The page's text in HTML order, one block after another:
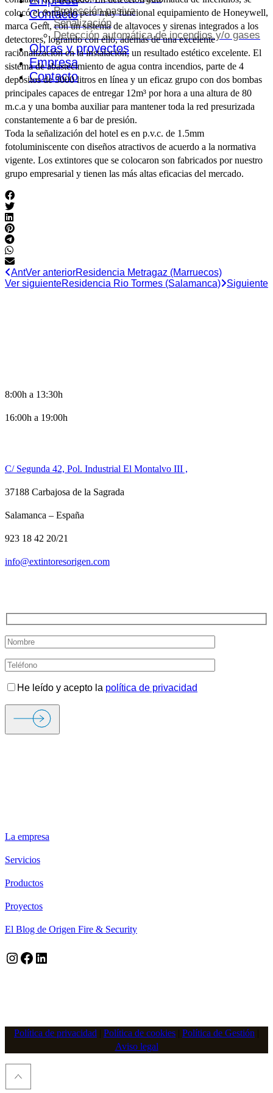
ContactoProtección pasiva
Señalización
Detección automática de incendios y/o gases
Obras y proyectos
Empresa
Contacto
colocó el complejo pero muy funcional equipamiento de Honeywell,
marca Gent, con un sistema de altavoces y sirenas integrados a los
detectores, logrando con ello, además de una excelente
racionalización en la instalación, un resultado estético excelente. El
sistema de abastecimiento de agua contra incendios, parte de 4
depósitos de 3000 litros en línea y un eficaz grupo con dos bombas
principales capaces de entregar 12m³ por hora a una altura de 80
m.c.a y una bomba auxiliar para mantener toda la red presurizada
constantemente a 6 bar de presión.
Toda la señalización del hotel es en p.v.c. de 1.5mm
fotoluminiscente con diseños atractivos de acuerdo a la normativa
vigente. Los extintores que se colocaron son fabricados por nuestro
grupo empresarial y tienen las más altas eficacias del mercado.
AntVer anteriorResidencia Metragaz (Marruecos)
Ver siguienteResidencia Rio Tormes (Salamanca) Siguiente
8:00h a 13:30h
16:00h a 19:00h
C/ Segunda 42, Pol. Industrial El Montalvo III ,
37188 Carbajosa de la Sagrada
Salamanca – España
923 18 42 20/21
info@extintoresorigen.com
He leído y acepto la política de privacidad
La empresa
Servicios
Productos
Proyectos
El Blog de Origen Fire & Security
Instagram
Facebook
LinkedIn
Política de privacidad Política de cookies Política de Gestión
Aviso legal